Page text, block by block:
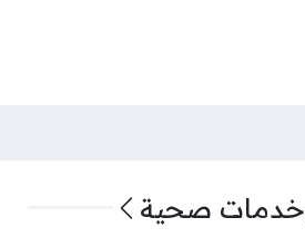
خدمات صحية